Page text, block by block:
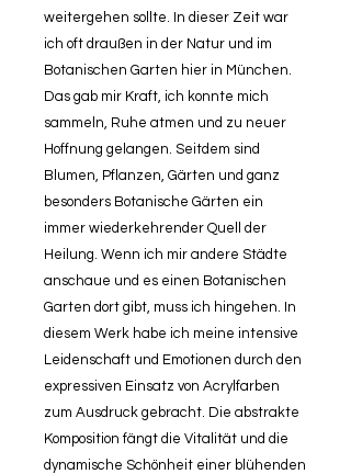
weitergehen sollte. In dieser Zeit war
ich oft draußen in der Natur und im
Botanischen Garten hier in München.
Das gab mir Kraft, ich konnte mich
sammeln, Ruhe atmen und zu neuer
Hoffnung gelangen. Seitdem sind
Blumen, Pflanzen, Gärten und ganz
besonders Botanische Gärten ein
immer wiederkehrender Quell der
Heilung. Wenn ich mir andere Städte
anschaue und es einen Botanischen
Garten dort gibt, muss ich hingehen. In
diesem Werk habe ich meine intensive
Leidenschaft und Emotionen durch den
expressiven Einsatz von Acrylfarben
zum Ausdruck gebracht. Die abstrakte
Komposition fängt die Vitalität und die
dynamische Schönheit einer blühenden